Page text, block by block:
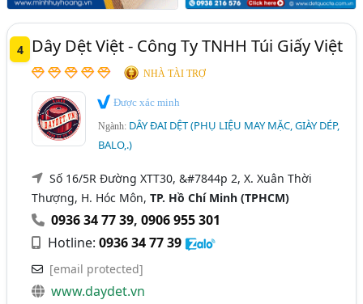
4 Dây Dệt Việt - Công Ty TNHH Túi Giấy Việt
NHÀ TÀI TRỢ
Được xác minh
Ngành: DÂY ĐAI DỆT (PHỤ LIỆU MAY MẶC, GIÀY DÉP,
BALO,.)
Số 16/5R Đường XTT30, &#7844p 2, X. Xuân Thời
Thượng, H. Hóc Môn,TP. Hồ Chí Minh (TPHCM)
0936 34 77 39,0906 955 301
Hotline:0936 34 77 39
[email protected]
www.daydet.vn